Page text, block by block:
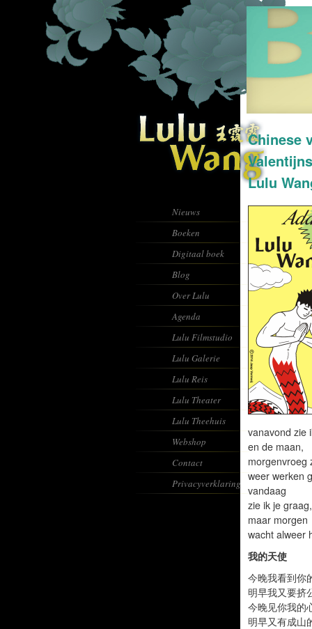
Nieuws
Boeken
Digitaal boek
Blog
Over Lulu
Agenda
Lulu Filmstudio
Lulu Galerie
Lulu Reis
Lulu Theater
Lulu Theehuis
Webshop
Contact
Privacyverklaring
Chinese
Lulu
vanavond zie
en de maan,
morgenvroeg
weer werken
vandaag
zie ik je graag,
maar morgen
wacht alweer
我的天使
今晚我看到你
明早我又要挤
今晚见你我的
明早又有成山